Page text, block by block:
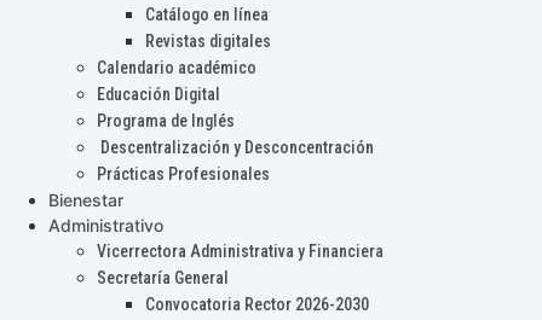
Catálogo en línea
Revistas digitales
Calendario académico
Educación Digital
Programa de Inglés
Descentralización y Desconcentración
Prácticas Profesionales
Bienestar
Administrativo
Vicerrectora Administrativa y Financiera
Secretaría General
Convocatoria Rector 2026-2030